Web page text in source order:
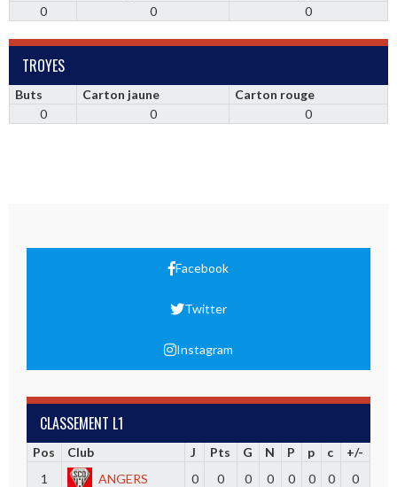
0
0 0
TROYES
Buts Carton jaune
Carton rouge
0
0 0
Facebook
Twitter
Instagram
CLASSEMENT L1
Pos Club J Pts G N P p c
+/-
1
ANGERS 0 0 0 0 0 0 0 0